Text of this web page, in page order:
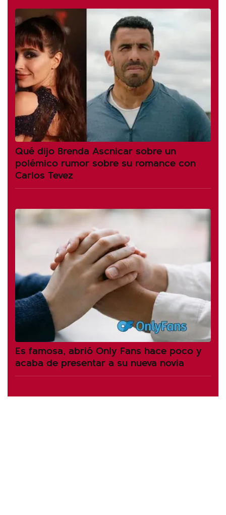
Qué dijo Brenda Ascnicar sobre un
polémico rumor sobre su romance con
Carlos Tevez
Es famosa, abrió Only Fans hace poco y
acaba de presentar a su nueva novia